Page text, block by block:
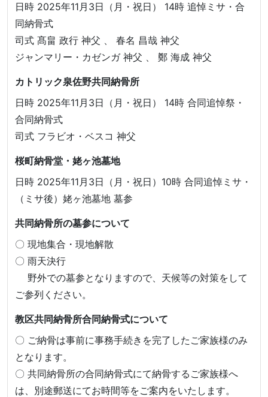
日時 2025年11月3日（月・祝日） 14時 追悼ミサ・合
同納骨式
司式 髙畠 政行 神父 、 春名 昌哉 神父
ジャンマリー・カゼンガ 神父 、 鄭 海成 神父
カトリック泉佐野共同納骨所
日時 2025年11月3日（月・祝日） 14時 合同追悼祭・
合同納骨式
司式 フラビオ・ベスコ 神父
桜町納骨堂・姥ヶ池墓地
日時 2025年11月3日（月・祝日）10時 合同追悼ミサ・
（ミサ後）姥ヶ池墓地 墓参
共同納骨所の墓参について
〇 現地集合・現地解散
〇 雨天決行
野外での墓参となりますので、天候等の対策をして
ご参列ください。
教区共同納骨所合同納骨式について
〇 ご納骨は事前に事務手続きを完了したご家族様のみ
となります。
〇 共同納骨所の合同納骨式にて納骨するご家族様へ
は、別途郵送にてお時間等をご案内をいたします。